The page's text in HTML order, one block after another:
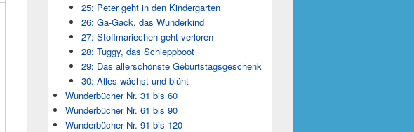
25: Peter geht in den Kindergarten
26: Ga-Gack, das Wunderkind
27: Stoffmariechen geht verloren
28: Tuggy, das Schleppboot
29: Das allerschönste Geburtstagsgeschenk
30: Alles wächst und blüht
Wunderbücher Nr. 31 bis 60
Wunderbücher Nr. 61 bis 90
Wunderbücher Nr. 91 bis 120